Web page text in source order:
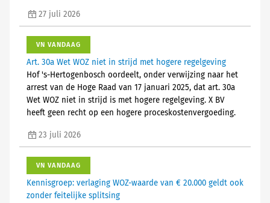
27 juli 2026
VN VANDAAG
Art. 30a Wet WOZ niet in strijd met hogere regelgeving
Hof 's-Hertogenbosch oordeelt, onder verwijzing naar het
arrest van de Hoge Raad van 17 januari 2025, dat art. 30a
Wet WOZ niet in strijd is met hogere regelgeving. X BV
heeft geen recht op een hogere proceskostenvergoeding.
23 juli 2026
VN VANDAAG
Kennisgroep: verlaging WOZ-waarde van € 20.000 geldt ook
zonder feitelijke splitsing